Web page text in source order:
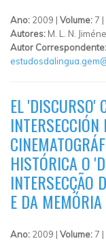
Ano: 2009 | Volume: 7 |
Autores: M. L. N.
Autor Correspondente:
EL 'DISCURSO'
HISTÓRICA O
INTERSECÇÃO
E DA
Ano: 2009 | Volume: 7 |